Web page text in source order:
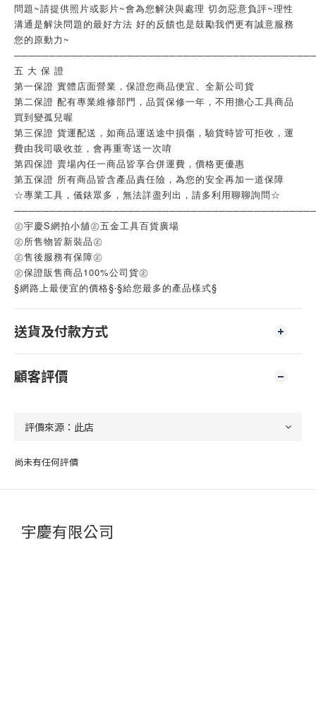
問題~請提供照片或影片~會為您解決與處理 切勿惡意負評~理性
溝通是解決問題的最好方法 好的反饋也是鼓勵我們更有誠意服務
您的原動力~
五 大 保 證
第一保證 實體店面營業，保證您商品便宜、全新公司貨
第二保證 配有專業維修部門，品質保修一年，不用擔心工具商品
買到變孤兒喔
第三保證 貨運配送，如商品運送途中損傷，驗貨時皆可拒收，運
費由我司吸收並，會再重寄送一次唷
第四保證 賣場內任一商品皆享合併運費，價格更優惠
第五保證 所有商品皆含產品責任險，為您的安全再加一道保障
☆專業工具，儀錶眾多，無法詳盡列出，請多利用聊聊詢問☆
㊣宇慶S網拍小舖㊣五金工具百貨廣場
㊣所售物皆新裝品㊣
㊣售後服務有保障㊣
㊣保證販售商品100%公司貨㊣
§網路上最便宜的價格§‧§給您最多的產品樣式§
送貨及付款方式
顧客評價
尚未有任何評價
宇慶有限公司